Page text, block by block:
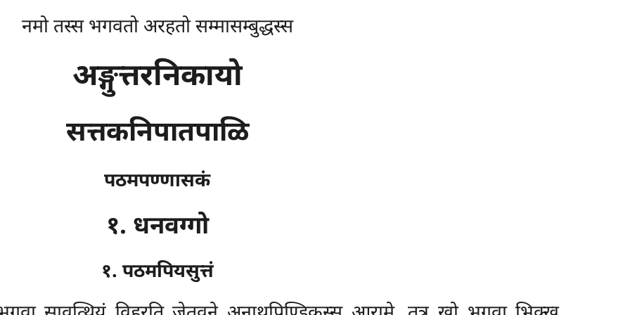
नमो तस्स भगवतो अरहतो सम्मासम्बुद्धस्स
अङ्गुत्तरनिकायो
सत्तकनिपातपाळि
पठमपण्णासकं
१. धनवग्गो
१. पठमपियसुत्तं